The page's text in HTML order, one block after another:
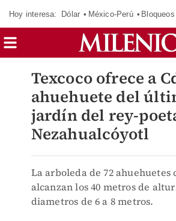
Hoy interesa: Dólar México-Perú
Texcoco ofrece a
ahuehuete del
jardín del rey-
Nezahualcóyotl
La arboleda de 72 ahuehuetes
alcanzan los 40 metros de
diametros de 6 a 8 metros.